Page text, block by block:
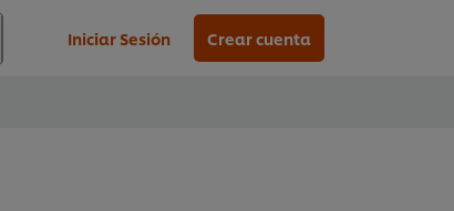
Iniciar Sesión Crear cuenta